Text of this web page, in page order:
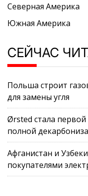
Северная Америка
Южная Америка
СЕЙЧАС
Польша строит
для замены угля
Ørsted стала
полной
Афганистан и
покупателями